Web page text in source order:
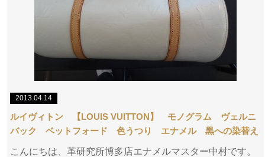
2013.04.14
ルイヴィトン 【LOUIS VUITTON】 モノグラム ヴェルニ
バック ベットフォード 色うつり エナメル 黒への染替え
こんにちは、革研究所博多店エナメルマスター中村です。